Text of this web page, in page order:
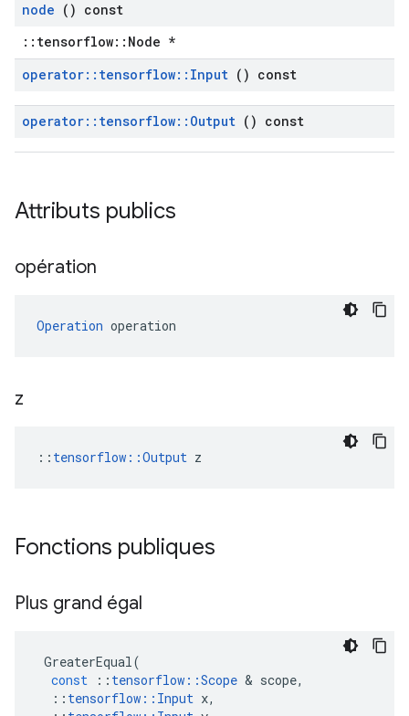
node () const
::tensorflow::Node *
operator:: tensorflow:: Input () const
operator:: tensorflow:: Output () const
Attributs publics
opération
Operation operation
z
:: tensorflow::Output z
Fonctions publiques
Plus grand égal
GreaterEqual(
const
:: tensorflow ::Scope & scope,
:: tensorflow :: Input x,